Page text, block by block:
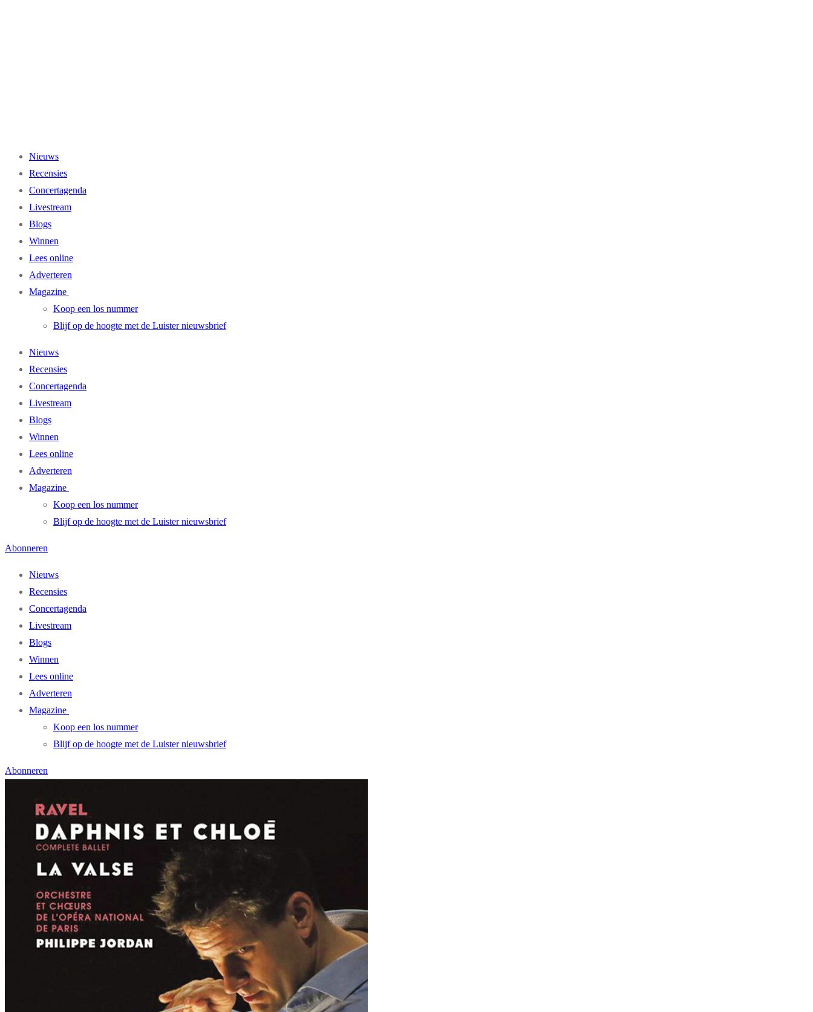
Nieuws
Recensies
Concertagenda
Livestream
Blogs
Winnen
Lees online
Adverteren
Magazine
Koop een los nummer
Blijf op de hoogte met de Luister nieuwsbrief
Nieuws
Recensies
Concertagenda
Livestream
Blogs
Winnen
Lees online
Adverteren
Magazine
Koop een los nummer
Blijf op de hoogte met de Luister nieuwsbrief
Abonneren
Nieuws
Recensies
Concertagenda
Livestream
Blogs
Winnen
Lees online
Adverteren
Magazine
Koop een los nummer
Blijf op de hoogte met de Luister nieuwsbrief
Abonneren